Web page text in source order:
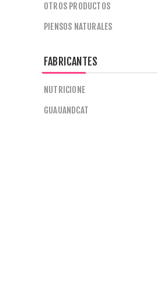
OTROS PRODUCTOS
PIENSOS NATURALES
FABRICANTES
NUTRICIONE
GUAUANDCAT